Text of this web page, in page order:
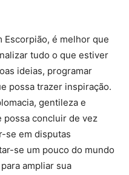
Escorpião, é melhor que
tudo o que estiver
ideias, programar
possa trazer inspiração.
gentileza e
possa concluir de vez
se em disputas
se um pouco do mundo
ampliar sua